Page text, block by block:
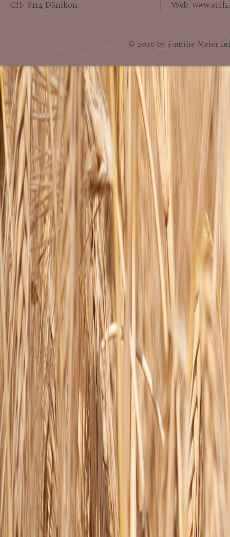
CH- 8114 Dänikon Web:
© 2026 by Familie Meier